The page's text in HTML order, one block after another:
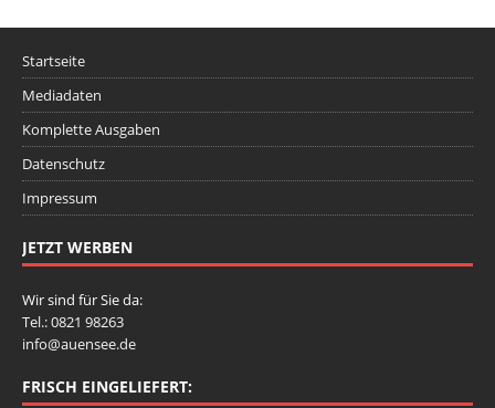
Startseite
Mediadaten
Komplette Ausgaben
Datenschutz
Impressum
JETZT WERBEN
Wir sind für Sie da:
Tel.: 0821 98263
info@auensee.de
FRISCH EINGELIEFERT: